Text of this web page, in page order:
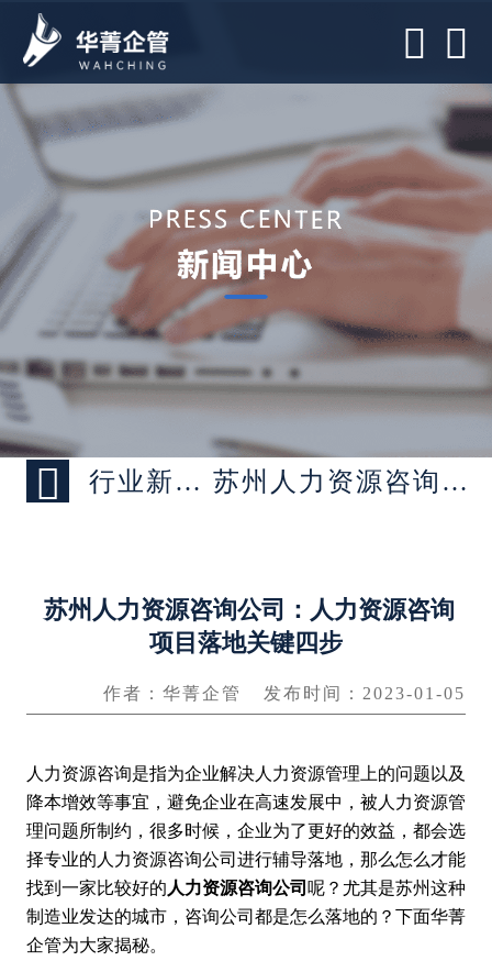
 
 行业新闻 > 苏州人力资源咨询公司：人力资源咨询项目落地关键四步
苏州人力资源咨询公司：人力资源咨询
项目落地关键四步
作者：华菁企管 发布时间：2023-01-05
人力资源咨询是指为企业解决人力资源管理上的问题以及
降本增效等事宜，避免企业在高速发展中，被人力资源管
理问题所制约，很多时候，企业为了更好的效益，都会选
择专业的人力资源咨询公司进行辅导落地，那么怎么才能
找到一家比较好的 人力资源咨询公司 呢？尤其是苏州这种
制造业发达的城市，咨询公司都是怎么落地的？下面华菁
企管为大家揭秘。